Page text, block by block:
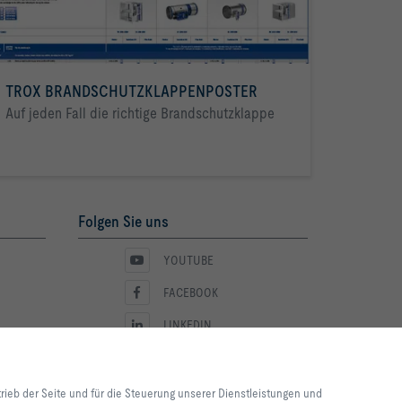
TROX BRANDSCHUTZKLAPPENPOSTER
Auf jeden Fall die richtige Brandschutzklappe
Folgen Sie uns
YOUTUBE
FACEBOOK
LINKEDIN
der Seite und für die Steuerung unserer Dienstleistungen und